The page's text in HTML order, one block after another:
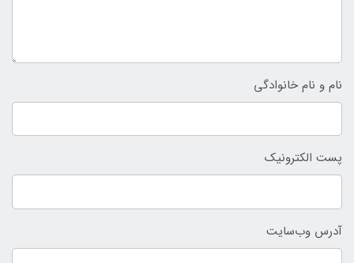
نام و نام خانوادگی
پست الکترونیک
آدرس وب‌سایت